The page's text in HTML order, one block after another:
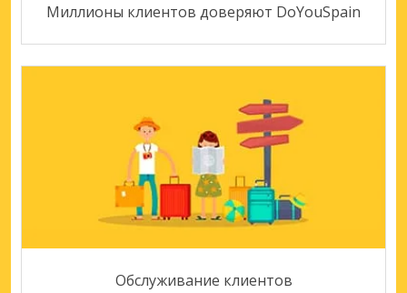
Миллионы клиентов доверяют DoYouSpain
Обслуживание клиентов